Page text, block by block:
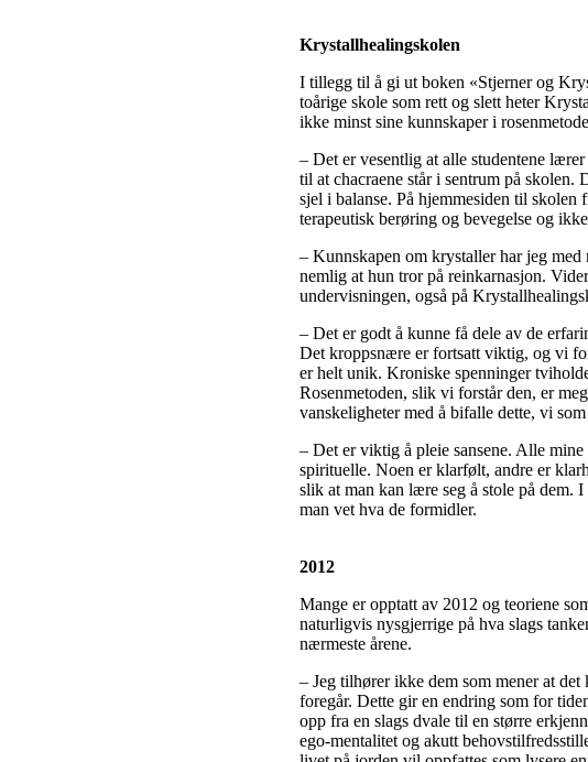
Krystallhealingskolen
I tillegg til å gi ut boken «Stjerner og
toårige skole som rett og slett heter
ikke minst sine kunnskaper i
– Det er vesentlig at alle studentene
til at chacraene står i sentrum på skolen.
sjel i balanse. På hjemmesiden til
terapeutisk berøring og bevegelse og
– Kunnskapen om krystaller har jeg
nemlig at hun tror på reinkarnasjon.
undervisningen, også på
– Det er godt å kunne få dele av de
Det kroppsnære er fortsatt viktig, og vi
er helt unik. Kroniske spenninger
Rosenmetoden, slik vi forstår den, er
vanskeligheter med å bifalle dette, vi
– Det er viktig å pleie sansene. Alle mine
spirituelle. Noen er klarfølt, andre er
slik at man kan lære seg å stole på dem.
man vet hva de formidler.
2012
Mange er opptatt av 2012 og teoriene
naturligvis nysgjerrige på hva slags
nærmeste årene.
– Jeg tilhører ikke dem som mener at
foregår. Dette gir en endring som for
opp fra en slags dvale til en større
ego-mentalitet og akutt